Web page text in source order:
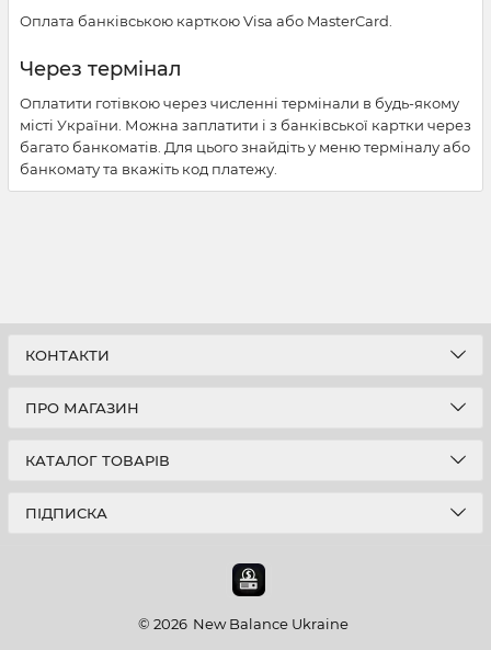
Оплата банківською карткою Visa або MasterCard.
Через термінал
Оплатити готівкою через численні термінали в будь-якому
місті України. Можна заплатити і з банківської картки через
багато банкоматів. Для цього знайдіть у меню терміналу або
банкомату та вкажіть код платежу.
КОНТАКТИ
ПРО МАГАЗИН
КАТАЛОГ ТОВАРІВ
ПІДПИСКА
© 2026 New Balance Ukraine